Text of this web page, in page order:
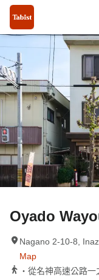
Oyado
Nagano 2-10-8,
Map
・從名神高速公路